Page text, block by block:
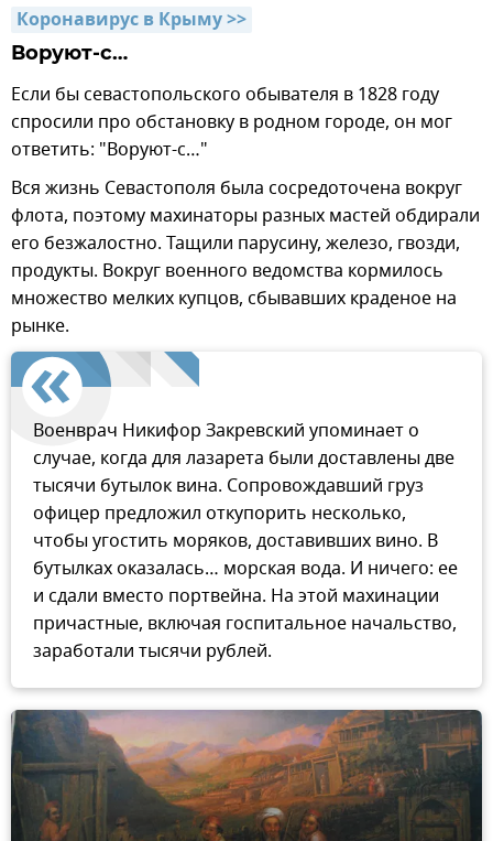
Коронавирус в Крыму >>
Воруют-с…
Если бы севастопольского обывателя в 1828 году
спросили про обстановку в родном городе, он мог
ответить: "Воруют-с…"
Вся жизнь Севастополя была сосредоточена вокруг
флота, поэтому махинаторы разных мастей обдирали
его безжалостно. Тащили парусину, железо, гвозди,
продукты. Вокруг военного ведомства кормилось
множество мелких купцов, сбывавших краденое на
рынке.
Военврач Никифор Закревский упоминает о
случае, когда для лазарета были доставлены две
тысячи бутылок вина. Сопровождавший груз
офицер предложил откупорить несколько,
чтобы угостить моряков, доставивших вино. В
бутылках оказалась… морская вода. И ничего: ее
и сдали вместо портвейна. На этой махинации
причастные, включая госпитальное начальство,
заработали тысячи рублей.